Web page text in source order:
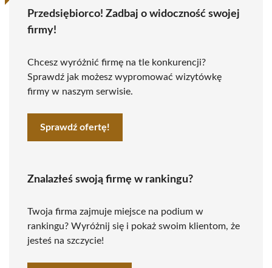
Przedsiębiorco! Zadbaj o widoczność swojej
firmy!
Chcesz wyróżnić firmę na tle konkurencji?
Sprawdź jak możesz wypromować wizytówkę
firmy w naszym serwisie.
Sprawdź ofertę!
Znalazłeś swoją firmę w rankingu?
Twoja firma zajmuje miejsce na podium w
rankingu? Wyróżnij się i pokaż swoim klientom, że
jesteś na szczycie!